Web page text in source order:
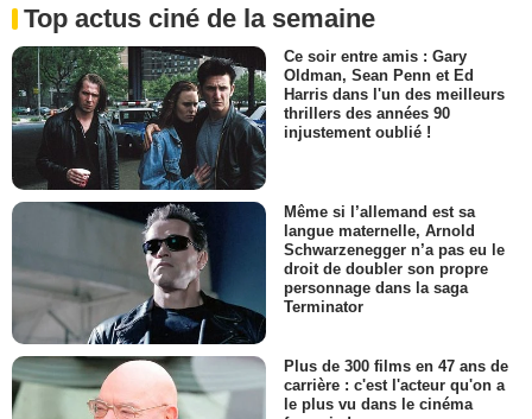
Top actus ciné de la semaine
Ce soir entre amis : Gary
Oldman, Sean Penn et Ed
Harris dans l'un des meilleurs
thrillers des années 90
injustement oublié !
Même si l’allemand est sa
langue maternelle, Arnold
Schwarzenegger n’a pas eu le
droit de doubler son propre
personnage dans la saga
Terminator
Plus de 300 films en 47 ans de
carrière : c'est l'acteur qu'on a
le plus vu dans le cinéma